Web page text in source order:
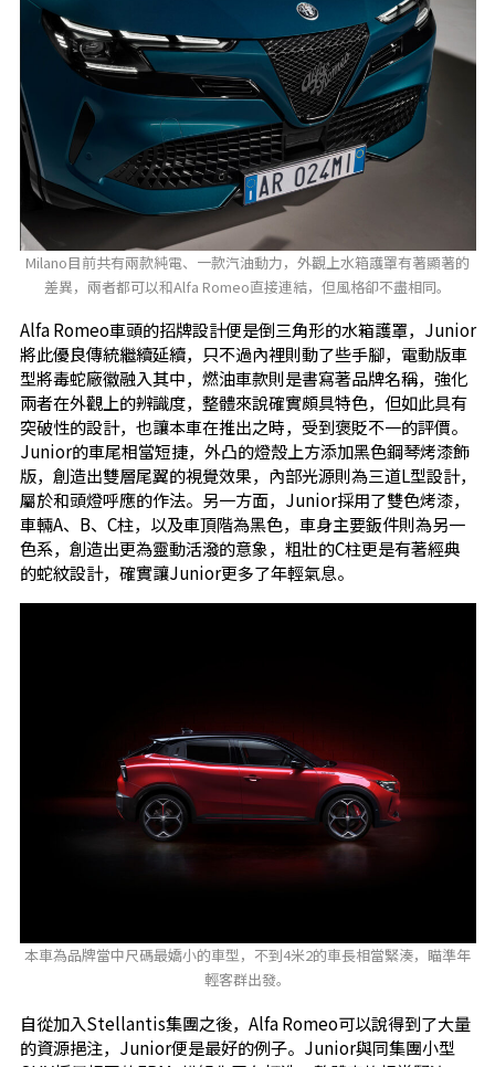
Milano目前共有兩款純電、一款汽油動力，外觀上水箱護罩有著顯著的
差異，兩者都可以和Alfa Romeo直接連結，但風格卻不盡相同。
Alfa Romeo車頭的招牌設計便是倒三角形的水箱護罩，Junior
將此優良傳統繼續延續，只不過內裡則動了些手腳，電動版車
型將毒蛇廠徽融入其中，燃油車款則是書寫著品牌名稱，強化
兩者在外觀上的辨識度，整體來說確實頗具特色，但如此具有
突破性的設計，也讓本車在推出之時，受到褒貶不一的評價。
Junior的車尾相當短捷，外凸的燈殼上方添加黑色鋼琴烤漆飾
版，創造出雙層尾翼的視覺效果，內部光源則為三道L型設計，
屬於和頭燈呼應的作法。另一方面，Junior採用了雙色烤漆，
車輛A、B、C柱，以及車頂階為黑色，車身主要鈑件則為另一
色系，創造出更為靈動活潑的意象，粗壯的C柱更是有著經典
的蛇紋設計，確實讓Junior更多了年輕氣息。
本車為品牌當中尺碼最嬌小的車型，不到4米2的車長相當緊湊，瞄準年
輕客群出發。
自從加入Stellantis集團之後，Alfa Romeo可以說得到了大量
的資源挹注，Junior便是最好的例子。Junior與同集團小型